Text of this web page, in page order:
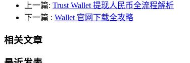
上一篇: Trust Wallet 提现人民币全流程解析
下一篇 : Wallet 官网下载全攻略
相关文章